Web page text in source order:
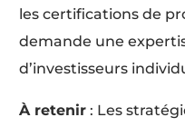
les certifications de
demande une
d’investisseurs
À retenir : Les